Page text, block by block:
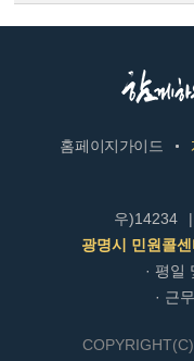
홈페이지가이드
우)14234 |
광명시 민원콜
· 평일
· 근